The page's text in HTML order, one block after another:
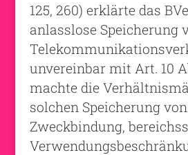
125, 260) erklärte das
anlasslose Speicherung
unvereinbar mit Art. 10
machte die
solchen Speicherung
Zweckbindung,